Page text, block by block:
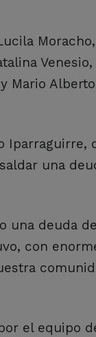
Mario Alberto
Iparraguirre,
una
una deuda
con
el equipo